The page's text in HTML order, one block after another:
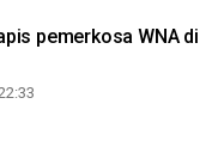
pemerkosa WNA di